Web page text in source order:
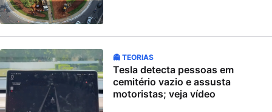
👻 TEORIAS
Tesla detecta pessoas em
cemitério vazio e assusta
motoristas; veja vídeo